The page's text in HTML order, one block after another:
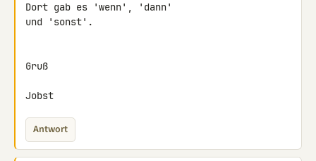
Dort gab es 'wenn', 'dann'
und 'sonst'.
Gruß
Jobst
Antwort